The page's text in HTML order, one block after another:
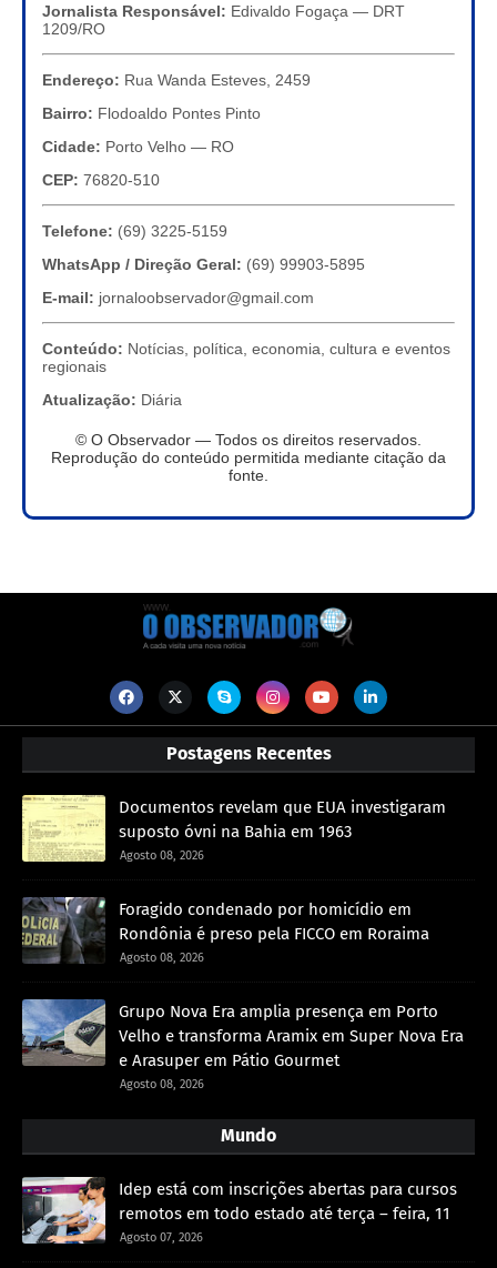
Jornalista Responsável: Edivaldo Fogaça — DRT
1209/RO
Endereço: Rua Wanda Esteves, 2459
Bairro: Flodoaldo Pontes Pinto
Cidade: Porto Velho — RO
CEP: 76820-510
Telefone: (69) 3225-5159
WhatsApp / Direção Geral: (69) 99903-5895
E-mail: jornaloobservador@gmail.com
Conteúdo: Notícias, política, economia, cultura e eventos
regionais
Atualização: Diária
© O Observador — Todos os direitos reservados.
Reprodução do conteúdo permitida mediante citação da
fonte.
Postagens Recentes
Documentos revelam que EUA investigaram
suposto óvni na Bahia em 1963
Agosto 08, 2026
Foragido condenado por homicídio em
Rondônia é preso pela FICCO em Roraima
Agosto 08, 2026
Grupo Nova Era amplia presença em Porto
Velho e transforma Aramix em Super Nova Era
e Arasuper em Pátio Gourmet
Agosto 08, 2026
Mundo
Idep está com inscrições abertas para cursos
remotos em todo estado até terça – feira, 11
Agosto 07, 2026